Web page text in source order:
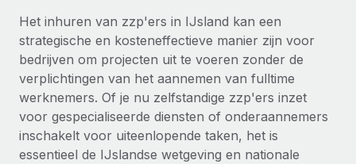
Krijg hulp van global HR- en juridische experts
Achtergrondonderzoek
Vereenvoudig het screeningsproces van
kandidaten
Compliance Watchtower
Blijf compliance-risico's voor
Integraties en advies over AI-automatiseringen
CASESTUDY'S
Inzichtencentrum
Support
Alle bronnen bekijken
BLOG
Het inhuren van zzp'ers in IJsland kan een
strategische en kosteneffectieve manier zijn voor
bedrijven om projecten uit te voeren zonder de
verplichtingen van het aannemen van fulltime
werknemers. Of je nu zelfstandige zzp'ers inzet
voor gespecialiseerde diensten of onderaannemers
inschakelt voor uiteenlopende taken, het is
essentieel de IJslandse wetgeving en nationale